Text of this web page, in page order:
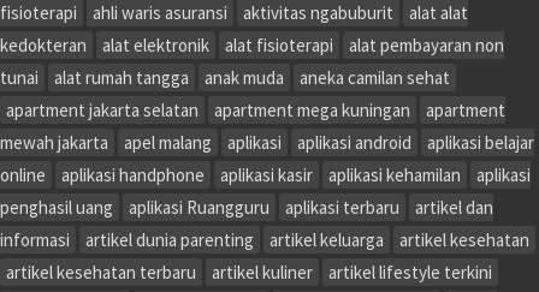
fisioterapi
ahli waris asuransi aktivitas ngabuburit
alat alat
kedokteran
alat elektronik alat fisioterapi
alat pembayaran non
tunai
alat rumah tangga anak muda
aneka camilan sehat
apartment jakarta selatan
apartment mega kuningan
apartment
mewah jakarta
apel malang aplikasi aplikasi android
aplikasi belajar
online
aplikasi handphone aplikasi kasir aplikasi kehamilan
aplikasi
penghasil uang
aplikasi Ruangguru aplikasi terbaru
artikel dan
informasi
artikel dunia parenting artikel keluarga
artikel kesehatan
artikel kesehatan terbaru
artikel kuliner
artikel lifestyle terkini